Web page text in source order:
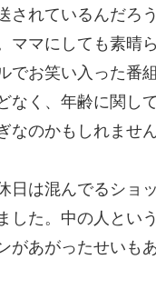
されているんだろ
ママにしても素晴
でお笑い入った番
なく、年齢に関し
なのかもしれませ
日は混んでるショ
した。中の人とい
があがったせいも